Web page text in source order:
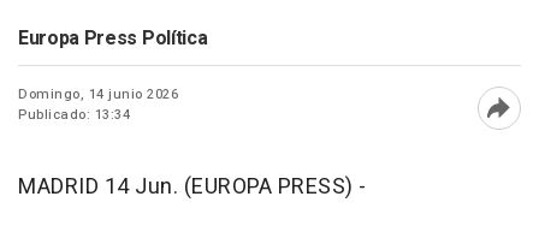
Europa Press Política
Domingo, 14 junio 2026
Publicado: 13:34
MADRID 14 Jun. (EUROPA PRESS) -